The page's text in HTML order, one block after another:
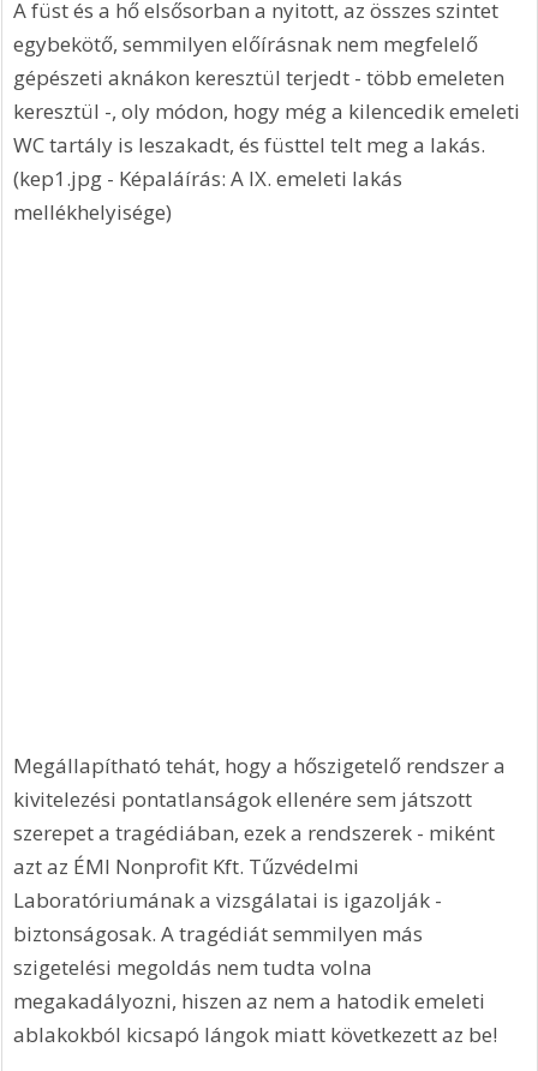
A füst és a hő elsősorban a nyitott, az összes szintet
egybekötő, semmilyen előírásnak nem megfelelő
gépészeti aknákon keresztül terjedt - több emeleten
keresztül -, oly módon, hogy még a kilencedik emeleti
WC tartály is leszakadt, és füsttel telt meg a lakás.
(kep1.jpg - Képaláírás: A IX. emeleti lakás
mellékhelyisége)
Megállapítható tehát, hogy a hőszigetelő rendszer a
kivitelezési pontatlanságok ellenére sem játszott
szerepet a tragédiában, ezek a rendszerek - miként
azt az ÉMI Nonprofit Kft. Tűzvédelmi
Laboratóriumának a vizsgálatai is igazolják -
biztonságosak. A tragédiát semmilyen más
szigetelési megoldás nem tudta volna
megakadályozni, hiszen az nem a hatodik emeleti
ablakokból kicsapó lángok miatt következett az be!